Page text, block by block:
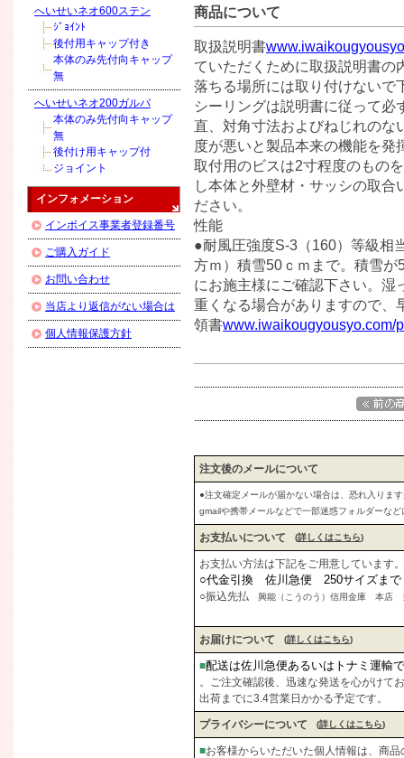
へいせいネオ600ステン
ｼﾞｮｲﾝﾄ
後付用キャップ付き
本体のみ先付向キャップ
無
へいせいネオ200ガルバ
本体のみ先付向キャップ
無
後付け用キャップ付
ジョイント
インフォメーション
インボイス事業者登録番号
ご購入ガイド
お問い合わせ
当店より返信がない場合は
個人情報保護方針
商品について
取扱説明書
ていただくために取扱説明書
落ちる場所には取り付けないで
シーリングは説明書に従って
直、対角寸法およびねじれの
度が悪いと製品本来の機能を
取付用のビスは2寸程度のもの
し本体と外壁材・サッシの取
ださい。
性能
●耐風圧強度S-3（160）等級相
方ｍ）積雪50ｃｍまで。積雪
にお施主様にご確認下さい。湿
重くなる場合がありますので、
領書www.iwaikougyousyo.com/
注文後のメールについて
●注文確定メールが届かない場合は、恐れ入りま
gmailや携帯メールなどで一部迷惑フォルダーな
お支払いについて (詳しくはこちら)
お支払い方法は下記をご用意しています。
○代金引換 佐川急便 250サイズま
○振込先払 興能（こうのう）信用金庫 本店
お届けについて (詳しくはこちら)
■配送は佐川急便あるいはトナミ運輸
。ご注文確認後、迅速な発送を心がけて
出荷までに3.4営業日かかる予定です。
プライバシーについて (詳しくはこちら)
■お客様からいただいた個人情報は、商